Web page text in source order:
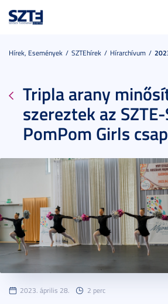
Hírek, Események SZTEhírek Hírarchívum
Tripla arany
szereztek az SZTE-
PomPom Girls
2023. április 28. 2 perc